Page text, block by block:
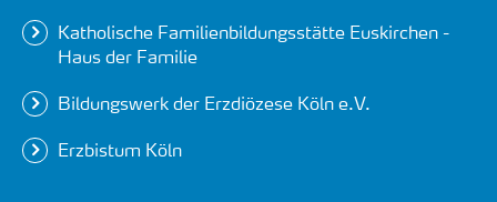
Katholische Familienbildungsstätte Euskirchen -
Haus der Familie
Bildungswerk der Erzdiözese Köln e.V.
Erzbistum Köln